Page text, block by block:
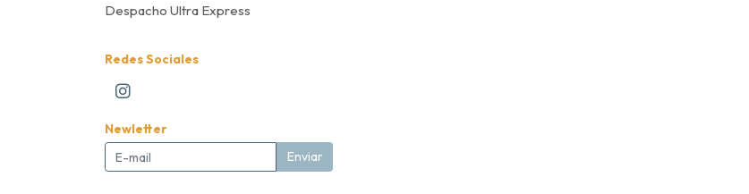
Despacho Ultra Express
Redes Sociales
Newletter
Enviar